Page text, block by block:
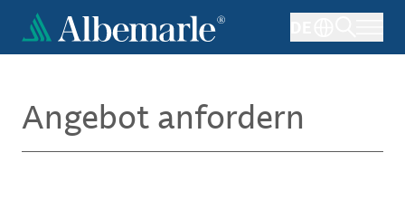
Direkt
zum
Inhalt
Angebot anfordern